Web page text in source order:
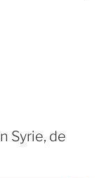
Syrie, de